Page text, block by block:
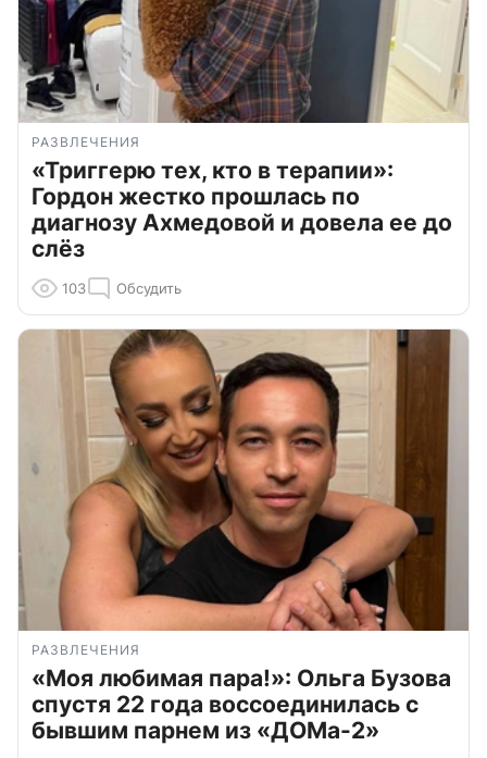
РАЗВЛЕЧЕНИЯ
«Триггерю тех, кто в терапии»:
Гордон жестко прошлась по
диагнозу Ахмедовой и довела ее до
слёз
103 Обсудить
РАЗВЛЕЧЕНИЯ
«Моя любимая пара!»: Ольга Бузова
спустя 22 года воссоединилась с
бывшим парнем из «ДОМа-2»